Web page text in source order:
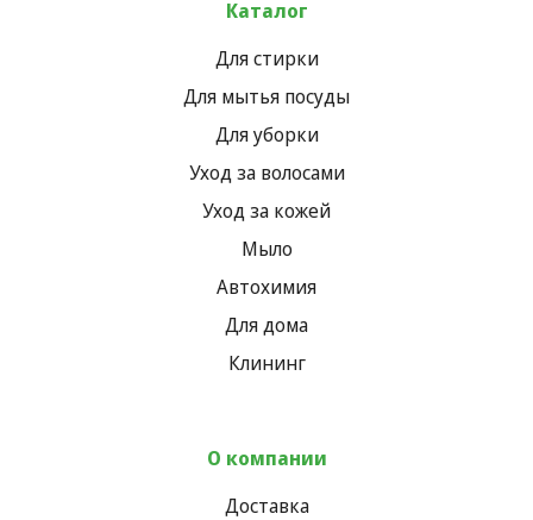
Каталог
Для стирки
Для мытья посуды
Для уборки
Уход за волосами
Уход за кожей
Мыло
Автохимия
Для дома
Клининг
О компании
Доставка